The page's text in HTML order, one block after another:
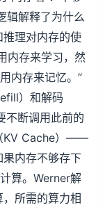
辑解释了为什么
理对内存的使
内存来学习，然
内存来记忆。”
）和解码
不断调用此前的
KV Cache）——
内存不够存下
算。Werner解
所需的算力相